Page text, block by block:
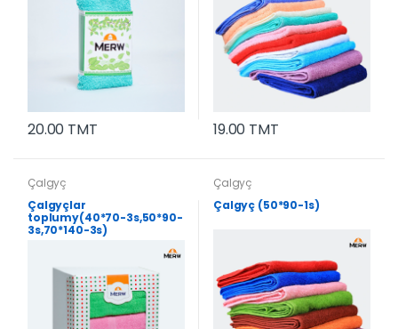
20.00 TMT 19.00 TMT
Çalgyç
Çalgyçlar
toplumy(40*70-3s,50*90-
3s,70*140-3s)
Çalgyç
Çalgyç (50*90-1s)